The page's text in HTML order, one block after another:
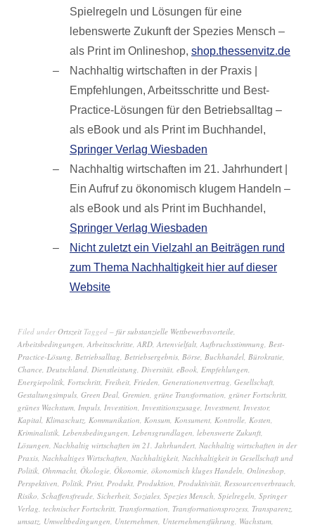
Spielregeln und Lösungen für eine
lebenswerte Zukunft der Spezies Mensch –
als Print im Onlineshop, shop.thessenvitz.de
Nachhaltig wirtschaften in der Praxis |
Empfehlungen, Arbeitsschritte und Best-
Practice-Lösungen für den Betriebsalltag –
als eBook und als Print im Buchhandel,
Springer Verlag Wiesbaden
Nachhaltig wirtschaften im 21. Jahrhundert |
Ein Aufruf zu ökonomisch klugem Handeln –
als eBook und als Print im Buchhandel,
Springer Verlag Wiesbaden
Nicht zuletzt ein Vielzahl an Beiträgen rund
zum Thema Nachhaltigkeit hier auf dieser
Website
Filed underOrtszeit Tagged – für substanzielle Wettbewerbsvorteile,
Arbeitsbedingungen, Arbeitsschritte, ARD, Artenvielfalt, Aufbruchsstimmung, Best-
Practice-Lösung, Betriebsalltag, Betriebsergebnis, Börse, Buchhandel, Bürokratie,
Chance, Deutschland, Dienstleistung, Diversität, eBook, Empfehlungen,
Energiepolitik, Fortschritt, Freiheit, Frieden, Generationenvertrag, Gesellschaft,
Gestaltungsimpuls, Green Deal, Gremien, grüne Transformation, grüner Fortschritt,
grünes Wachstum, Impuls, Investition, Investitionszusage, Investment, Investor,
Kapital, Klimaschutz, Kommunikation, Konsum, Konsument, Kontrolle, Kosten,
Kriminalistik, Lebensbedingungen, Lebensgrundlagen, lebenswerte Zukunft,
Lösungen, Nachhaltig wirtschaften im 21. Jahrhundert, Nachhaltig wirtschaften in der
Praxis, Nachhaltiges Wirtschaften, Nachhaltigkeit, Nachhaltigkeit in Gesellschaft und
Politik, Ohnmacht, Ökologie, Ökonomie, ökonomisch kluges Handeln, Onlineshop,
Perspektiven, Politik, Print, Produkt, Produktion, Produktivität, Ressourcenverbrauch,
Risiko, Schaffensfreude, Sicherheit, Soziales, Spezies Mensch, Spielregeln, Springer
Verlag, technischer Fortschritt, Transformation, Transformationsprozess, Transparenz,
umsatz, Umweltbedingungen, Unternehmen, Unternehmensführung, Wachstum,